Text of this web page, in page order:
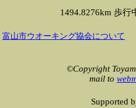
1494.8276km 歩行
富山市ウオーキング協会について
©Copyright
mail to
Supported